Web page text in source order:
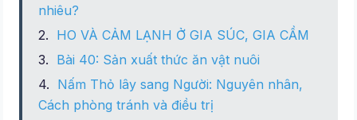
nhiêu?
HO VÀ CẢM LẠNH Ở GIA SÚC, GIA CẦM
Bài 40: Sản xuất thức ăn vật nuôi
Nấm Thỏ lây sang Người: Nguyên nhân,
Cách phòng tránh và điều trị